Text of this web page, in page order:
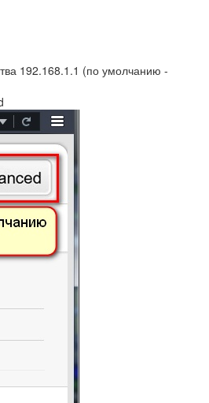
192.168.1.1 (по умолчанию -